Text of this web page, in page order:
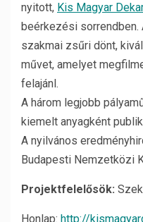
nyitott, Kis Magyar
beérkezési sorrendben.
szakmai zsűri dönt,
művet, amelyet
felajánl.
A három legjobb
kiemelt anyagként
A nyilvános
Budapesti Nemzetközi
Projektfelelősök:
Honlap: http://